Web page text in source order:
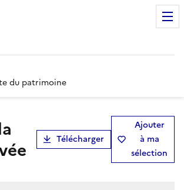
du patrimoine
Télécharger
Ajouter
à ma
sélection